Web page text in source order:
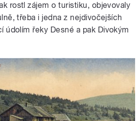
rostl zájem o turistiku, objevovaly
třeba i jedna z nejdivočejších
údolím řeky Desné a pak Divokým